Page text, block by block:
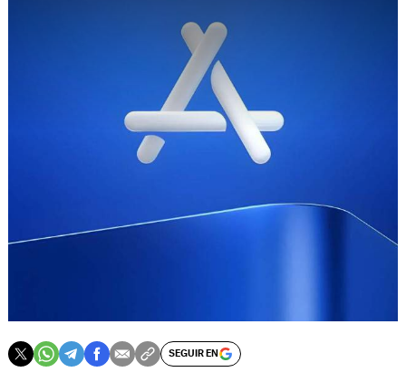
SEGUIR EN